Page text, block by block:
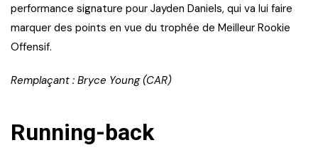
performance signature pour Jayden Daniels, qui va lui faire
marquer des points en vue du trophée de Meilleur Rookie
Offensif.
Remplaçant : Bryce Young (CAR)
Running-back